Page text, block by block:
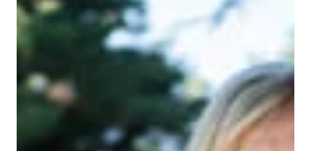
×
Dette nettstedet bruker
informasjonskapsler
Vi bruker informasjonskapsler for å tilpasse
innhold, annonser og analysere trafikken